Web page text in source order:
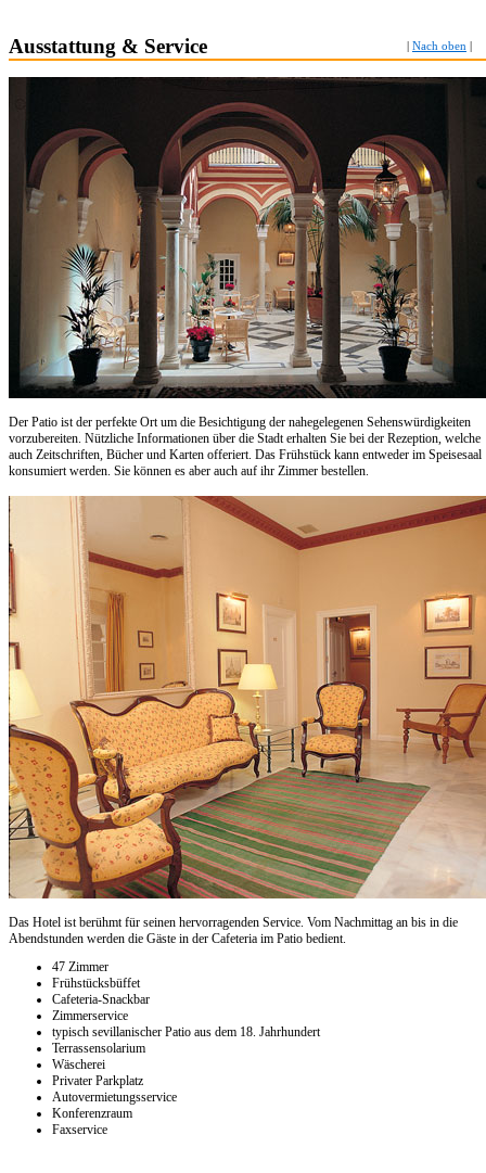
Ausstattung & Service Nach oben
Der Patio ist der perfekte Ort um die Besichtigung der nahegelegenen Sehenswürdigkeiten
vorzubereiten. Nützliche Informationen über die Stadt erhalten Sie bei der Rezeption, welche
auch Zeitschriften, Bücher und Karten offeriert. Das Frühstück kann entweder im Speisesaal
konsumiert werden. Sie können es aber auch auf ihr Zimmer bestellen.
Das Hotel ist berühmt für seinen hervorragenden Service. Vom Nachmittag an bis in die
Abendstunden werden die Gäste in der Cafeteria im Patio bedient.
47 Zimmer
Frühstücksbüffet
Cafeteria-Snackbar
Zimmerservice
typisch sevillanischer Patio aus dem 18. Jahrhundert
Terrassensolarium
Wäscherei
Privater Parkplatz
Autovermietungsservice
Konferenzraum
Faxservice